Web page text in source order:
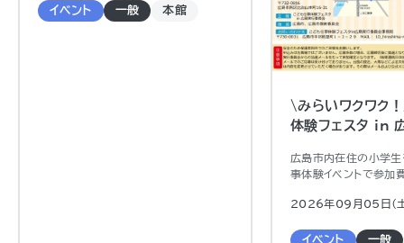
イベント 一般 本館
\みらいワクワク
体験フェスタ in
広島市内在住の小学生
事体験イベントで参加
す。
取って申し込みくださ
2026年09月05日（
イベント 一般